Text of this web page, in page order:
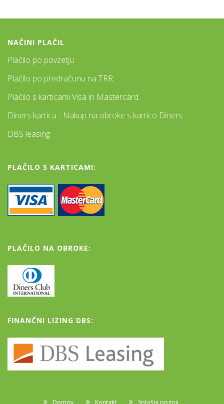
NAČINI PLAČIL
Plačilo po povzetju
Plačilo po predračunu na TRR
Plačilo s karticami Visa in Mastercard.
Diners kartica - Nakup na obroke s kartico Diners
DBS leasing
PLAČILO S KARTICAMI:
PLAČILO NA OBROKE:
FINANČNI LIZING DBS: